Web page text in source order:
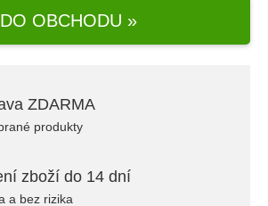
DO OBCHODU »
ZDARMA
produkty
zboží do 14 dní
a bez rizika